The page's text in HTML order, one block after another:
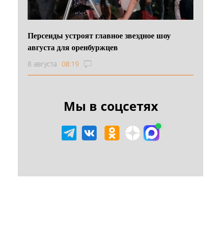
Персеиды устроят главное звездное шоу
августа для оренбуржцев
8 августа 08:19
Мы в соцсетях